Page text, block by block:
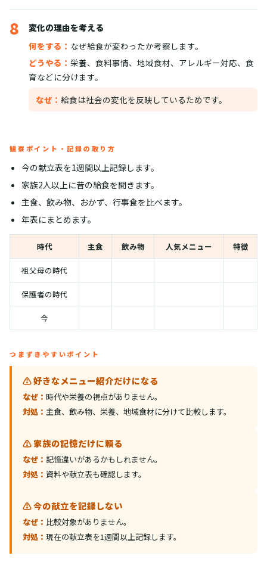
8
変化の理由を考える
何をする： なぜ給食が変わったか考察します。
どうやる： 栄養、食料事情、地域食材、アレルギー対応、食
育などに分けます。
なぜ： 給食は社会の変化を反映しているためです。
観察ポイント・記録の取り方
今の献立表を1週間以上記録します。
家族2人以上に昔の給食を聞きます。
主食、飲み物、おかず、行事食を比べます。
年表にまとめます。
時代 主食 飲み物 人気メニュー 特徴
祖父母の時代
保護者の時代
今
つまずきやすいポイント
⚠️ 好きなメニュー紹介だけになる
なぜ： 時代や栄養の視点がありません。
対処： 主食、飲み物、栄養、地域食材に分けて比較します。
⚠️ 家族の記憶だけに頼る
なぜ： 記憶違いがあるかもしれません。
対処： 資料や献立表も確認します。
⚠️ 今の献立を記録しない
なぜ： 比較対象がありません。
対処： 現在の献立表を1週間以上記録します。